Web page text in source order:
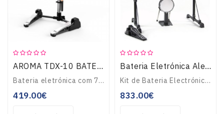
AROMA TDX-10 BATERIA DIGITAL
Bateria eletrónica com 7 pads + 2 pedais, 12 sons de bateria e 43 músicas internas para praticar. Saída para auscultadores. MIDI para funcionalidades acrescidas..
419.00€
Bateria Eletrónica Alesis DM5
Kit de Bateria Electrónica de 8-Peças com rede no pad bombo, tarola e timbalões. Módulo com 600 sons, até 70 kits, importação de samples por usb, entrada para 1..
833.00€